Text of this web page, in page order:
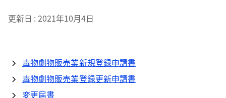
更新日 2021年10月4日
毒物劇物販売業新規登録申請書
毒物劇物販売業登録更新申請書
変更届書